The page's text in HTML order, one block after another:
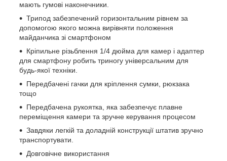
мають гумові наконечники.
Трипод забезпечений горизонтальним рівнем за
допомогою якого можна вирівняти положення
майданчика зі смартфоном
Кріпильне різьблення 1/4 дюйма для камер і адаптер
для смартфону робить триногу універсальним для
будь-якої техніки.
Передбачені гачки для кріплення сумки, рюкзака
тощо
Передбачена рукоятка, яка забезпечує плавне
переміщення камери та зручне керування процесом
Завдяки легкій та доладній конструкції штатив зручно
транспортувати.
Довговічне використання